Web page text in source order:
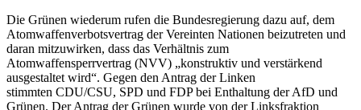
Die Grünen wiederum rufen die Bundesregierung dazu auf, dem
Atomwaffenverbotsvertrag der Vereinten Nationen beizutreten und
daran mitzuwirken, dass das Verhältnis zum
Atomwaffensperrvertrag (NVV) „konstruktiv und verstärkend
ausgestaltet wird“. Gegen den Antrag der Linken
stimmten CDU/CSU, SPD und FDP bei Enthaltung der AfD und
Grünen. Der Antrag der Grünen wurde von der Linksfraktion